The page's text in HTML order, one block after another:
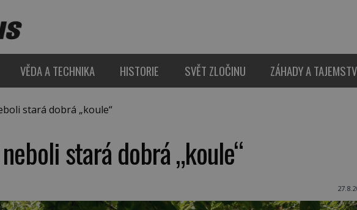
VĚDA A TECHNIKA HISTORIE SVĚT ZLOČINU ZÁHADY A
stará dobrá „koule“
stará dobrá „koule“